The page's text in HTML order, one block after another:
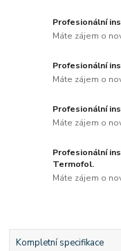
Profesionální
Máte zájem o
Profesionální
Máte zájem o
Profesionální
Máte zájem o
Profesionální
Termofol.
Máte zájem o
Kompletní specifikace